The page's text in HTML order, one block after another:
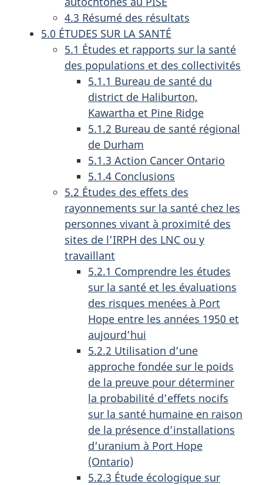
4.3 Résumé des résultats
5.0 ÉTUDES SUR LA SANTÉ
5.1 Études et rapports sur la santé
des populations et des collectivités
5.1.1 Bureau de santé du
district de Haliburton,
Kawartha et Pine Ridge
5.1.2 Bureau de santé régional
de Durham
5.1.3 Action Cancer Ontario
5.1.4 Conclusions
5.2 Études des effets des
rayonnements sur la santé chez les
personnes vivant à proximité des
sites de l’IRPH des LNC ou y
travaillant
5.2.1 Comprendre les études
sur la santé et les évaluations
des risques menées à Port
Hope entre les années 1950 et
aujourd’hui
5.2.2 Utilisation d’une
approche fondée sur le poids
de la preuve pour déterminer
la probabilité d’effets nocifs
sur la santé humaine en raison
de la présence d’installations
d’uranium à Port Hope
(Ontario)
5.2.3 Étude écologique sur